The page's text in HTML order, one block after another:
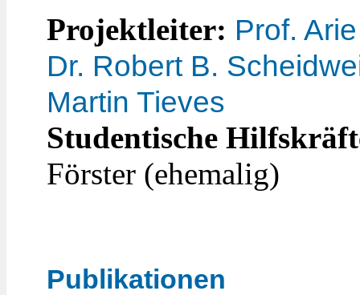
Projektleiter: Prof.
Dr. Robert B.
Martin Tieves
Studentische
Förster (ehemalig)
Publikationen